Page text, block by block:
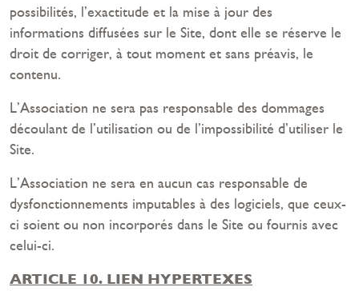
possibilités, l’exactitude et la mise à jour des
informations diffusées sur le Site, dont elle se réserve le
droit de corriger, à tout moment et sans préavis, le
contenu.
L’Association ne sera pas responsable des dommages
découlant de l’utilisation ou de l’impossibilité d’utiliser le
Site.
L’Association ne sera en aucun cas responsable de
dysfonctionnements imputables à des logiciels, que ceux-
ci soient ou non incorporés dans le Site ou fournis avec
celui-ci.
ARTICLE 10. LIEN HYPERTEXES